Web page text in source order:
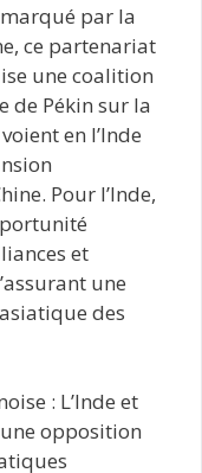
par la
ce partenariat
une coalition
de Pékin sur la
en l’Inde
Pour l’Inde,
et
une
des
: L’Inde et
opposition